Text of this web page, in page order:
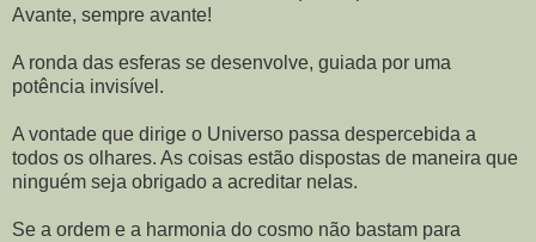
Avante, sempre avante!
A ronda das esferas se desenvolve, guiada por uma
potência invisível.
A vontade que dirige o Universo passa despercebida a
todos os olhares. As coisas estão dispostas de maneira que
ninguém seja obrigado a acreditar nelas.
Se a ordem e a harmonia do cosmo não bastam para